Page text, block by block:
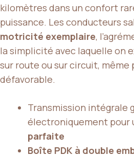
kilomètres dans un confort
puissance. Les conducteurs
motricité exemplaire,
la simplicité avec laquelle on
sur route ou sur circuit, même
défavorable.
Transmission intégrale
électroniquement pour
parfaite
Boîte PDK à double